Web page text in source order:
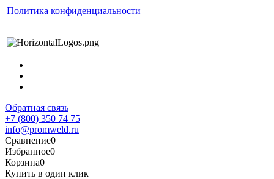
Политика конфиденциальности
Обратная связь
+7 (800) 350 74 75
info@promweld.ru
Сравнение0
Избранное0
Корзина0
Купить в один клик